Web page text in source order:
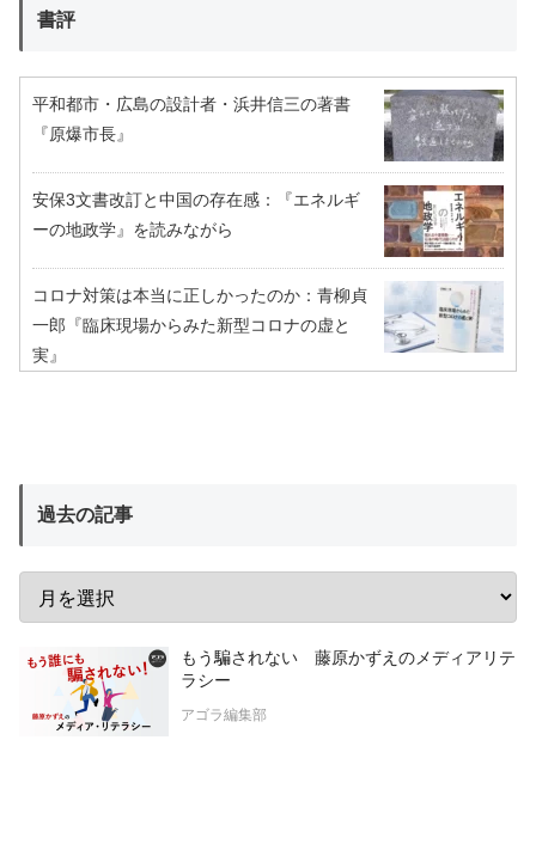
書評
平和都市・広島の設計者・浜井信三の著書
『原爆市長』
安保3文書改訂と中国の存在感：『エネルギ
ーの地政学』を読みながら
コロナ対策は本当に正しかったのか：青柳貞
一郎『臨床現場からみた新型コロナの虚と
実』
過去の記事
もう騙されない 藤原かずえのメディアリテ
ラシー
アゴラ編集部